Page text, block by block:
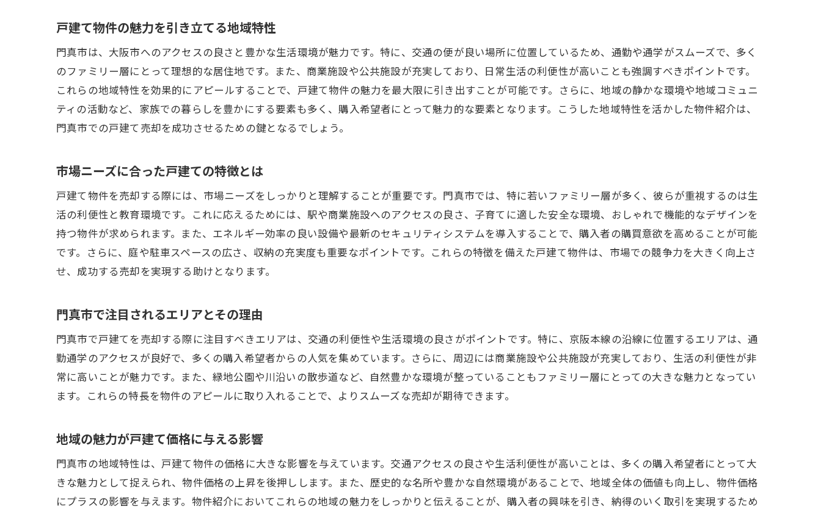
最新の不動産テクノロジーを活用する
門真市の市場動向を読むための情報源
トレンドに合わせた販売戦略の構築
市場分析を活用した売却プランの最適化
地域トレンドが売却に与える影響の理解
門真市の歴史が醸し出す独特の魅力
地域密着型の生活環境とその価値
門真市の交通網が持つ利便性
自然豊かな環境が提供するリラックス効果
初めに行うべき市場調査とその方法
物件価値を高めるための具体的アクション
売却プロセスの流れと重要なチェックポイント
売却後に確認すべき手続きとその重要性
門真市での戸建て売却を円滑に進めるための重要ポイント
戸建て売却における法的要素の確認
戸建て物件の魅力を引き立てる地域特性
門真市は、大阪市へのアクセスの良さと豊かな生活環境が魅力です。特に、交通の便が良い場所に位置しているため、通勤や通学がスムーズで、多く
のファミリー層にとって理想的な居住地です。また、商業施設や公共施設が充実しており、日常生活の利便性が高いことも強調すべきポイントです。
これらの地域特性を効果的にアピールすることで、戸建て物件の魅力を最大限に引き出すことが可能です。さらに、地域の静かな環境や地域コミュニ
ティの活動など、家族での暮らしを豊かにする要素も多く、購入希望者にとって魅力的な要素となります。こうした地域特性を活かした物件紹介は、
門真市での戸建て売却を成功させるための鍵となるでしょう。
市場ニーズに合った戸建ての特徴とは
戸建て物件を売却する際には、市場ニーズをしっかりと理解することが重要です。門真市では、特に若いファミリー層が多く、彼らが重視するのは生
活の利便性と教育環境です。これに応えるためには、駅や商業施設へのアクセスの良さ、子育てに適した安全な環境、おしゃれで機能的なデザインを
持つ物件が求められます。また、エネルギー効率の良い設備や最新のセキュリティシステムを導入することで、購入者の購買意欲を高めることが可能
です。さらに、庭や駐車スペースの広さ、収納の充実度も重要なポイントです。これらの特徴を備えた戸建て物件は、市場での競争力を大きく向上さ
せ、成功する売却を実現する助けとなります。
門真市で注目されるエリアとその理由
門真市で戸建てを売却する際に注目すべきエリアは、交通の利便性や生活環境の良さがポイントです。特に、京阪本線の沿線に位置するエリアは、通
勤通学のアクセスが良好で、多くの購入希望者からの人気を集めています。さらに、周辺には商業施設や公共施設が充実しており、生活の利便性が非
常に高いことが魅力です。また、緑地公園や川沿いの散歩道など、自然豊かな環境が整っていることもファミリー層にとっての大きな魅力となってい
ます。これらの特長を物件のアピールに取り入れることで、よりスムーズな売却が期待できます。
地域の魅力が戸建て価格に与える影響
門真市の地域特性は、戸建て物件の価格に大きな影響を与えています。交通アクセスの良さや生活利便性が高いことは、多くの購入希望者にとって大
きな魅力として捉えられ、物件価格の上昇を後押しします。また、歴史的な名所や豊かな自然環境があることで、地域全体の価値も向上し、物件価格
にプラスの影響を与えます。物件紹介においてこれらの地域の魅力をしっかりと伝えることが、購入者の興味を引き、納得のいく取引を実現するため